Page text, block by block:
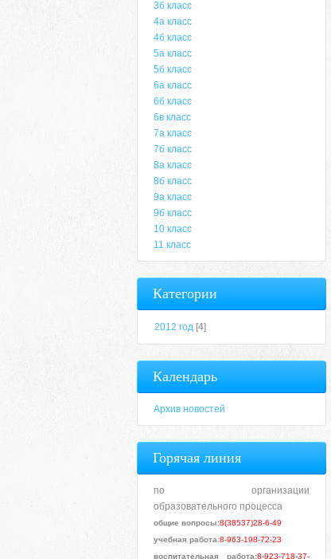
3б класс
4а класс
4б класс
5а класс
5б класс
6а класс
6б класс
6в класс
7а класс
7б класс
8а класс
8б класс
9а класс
9б класс
10 класс
11 класс
Категории
2012 год [4]
Календарь
Архив новостей
Горячая линия
по организации
образовательного процесса
общие вопросы:8(38537)28-6-49
учебная работа:8-963-198-72-23
воспитательная работа:8-923-718-37-